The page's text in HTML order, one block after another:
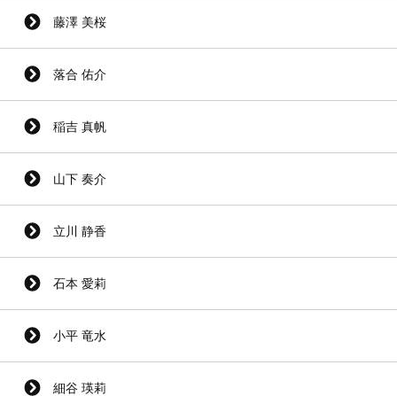
藤澤 美桜
落合 佑介
稲吉 真帆
山下 奏介
立川 静香
石本 愛莉
小平 竜水
細谷 瑛莉